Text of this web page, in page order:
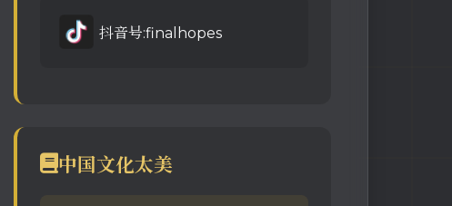
抖音号:finalhopes
中国文化太美